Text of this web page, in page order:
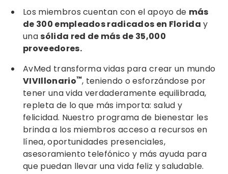
Los miembros cuentan con el apoyo de más
de 300 empleados radicados en Florida y
unasólida red de más de 35,000
proveedores.
AvMed transforma vidas para crear un mundo
VIVIllonario™, teniendo o esforzándose por
tener una vida verdaderamente equilibrada,
repleta de lo que más importa: salud y
felicidad. Nuestro programa de bienestar les
brinda a los miembros acceso a recursos en
línea, oportunidades presenciales,
asesoramiento telefónico y más ayuda para
que puedan llevar una vida feliz y saludable.